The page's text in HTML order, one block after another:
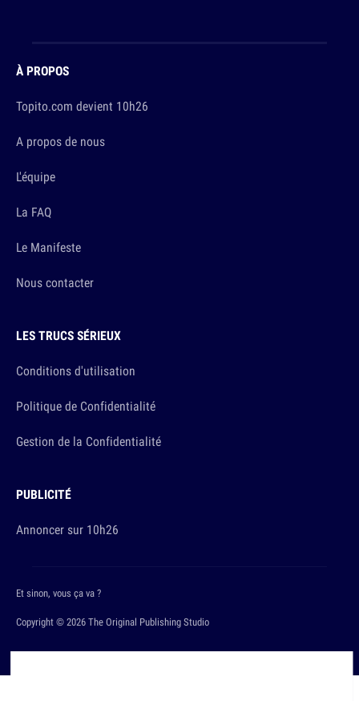
À PROPOS
Topito.com devient 10h26
A propos de nous
L'équipe
La FAQ
Le Manifeste
Nous contacter
LES TRUCS SÉRIEUX
Conditions d'utilisation
Politique de Confidentialité
Gestion de la Confidentialité
PUBLICITÉ
Annoncer sur 10h26
Copyright © 2026 The Original Publishing Studio
Et sinon, vous ça va ?